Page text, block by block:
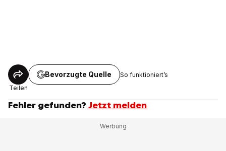
Teilen
Bevorzugte Quelle So funktioniert’s
Fehler gefunden? Jetzt melden